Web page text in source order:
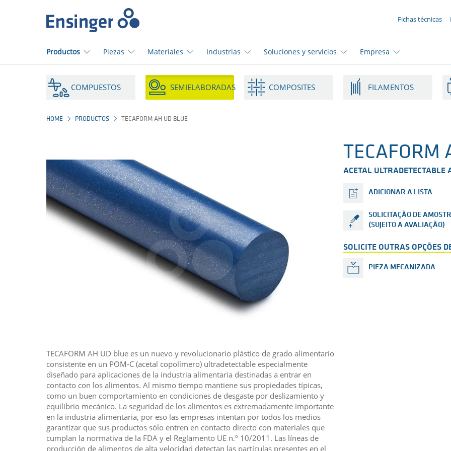
Fichas técnicas
Productos Piezas Materiales Industrias Soluciones y servicios Empresa
COMPUESTOS SEMIELABORADAS COMPOSITES FILAMENTOS
HOME PRODUCTOS TECAFORM AH UD BLUE
TECAFORM
ACETAL
ADICIONAR A LISTA
SOLICITAÇÃO DE
(SUJEITO A AVALIAÇÃO)
SOLICITE OUTRAS OPÇÕES
PIEZA MECANIZADA
TECAFORM AH UD blue es un nuevo y revolucionario plástico de grado alimentario
consistente en un POM-C (acetal copolímero) ultradetectable especialmente
diseñado para aplicaciones de la industria alimentaria destinadas a entrar en
contacto con los alimentos. Al mismo tiempo mantiene sus propiedades típicas,
como un buen comportamiento en condiciones de desgaste por deslizamiento y
equilibrio mecánico. La seguridad de los alimentos es extremadamente importante
en la industria alimentaria, por eso las empresas intentan por todos los medios
garantizar que sus productos sólo entren en contacto directo con materiales que
cumplan la normativa de la FDA y el Reglamento UE n.º 10/2011. Las líneas de
producción de alimentos de alta velocidad detectan las partículas presentes en el